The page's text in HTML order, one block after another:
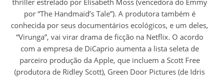
thriller estrelado por Elisabeth Moss (vencedora do Emmy
por “The Handmaid’s Tale”). A produtora também é
conhecida por seus documentários ecológicos, e um deles,
“Virunga”, vai virar drama de ficção na Netflix. O acordo
com a empresa de DiCaprio aumenta a lista seleta de
parceiro produção da Apple, que incluem a Scott Free
(produtora de Ridley Scott), Green Door Pictures (de Idris